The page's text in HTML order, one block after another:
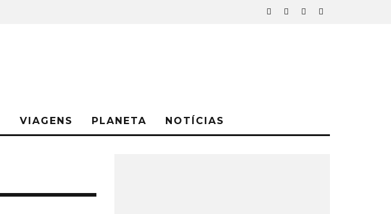
VIAGENS PLANETA NOTÍCIAS